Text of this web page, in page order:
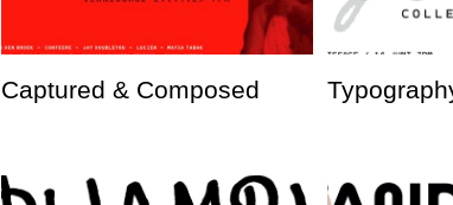
Captured & Composed